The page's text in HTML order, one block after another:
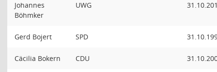
Johannes
Böhmker
UWG
Gerd Bojert SPD
Cäcilia Bokern CDU